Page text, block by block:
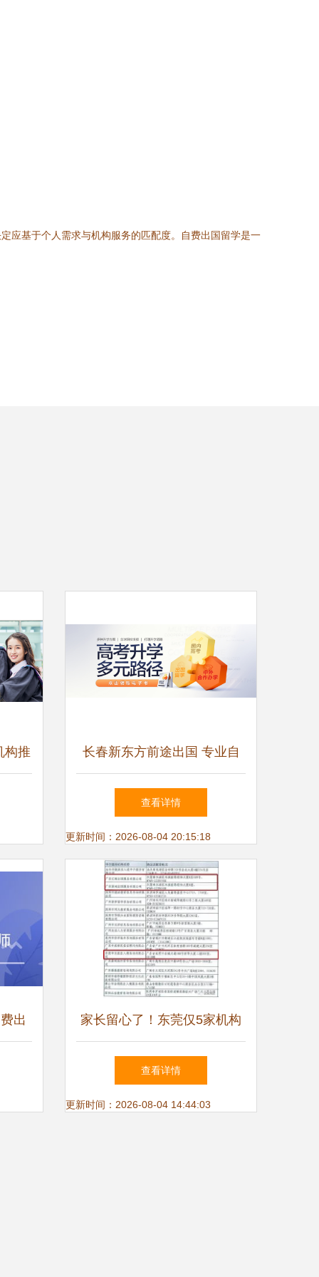
应基于个人需求与机构服务的匹配度。自费出国留学是一
构推
南
长春新东方前途出国 专业自
费留学服务全解析
查看详情
更新时间：2026-08-04 20:15:18
出 家长留心了！东莞仅5家机构
具备自费出国留学服务资质
查看详情
更新时间：2026-08-04 14:44:03